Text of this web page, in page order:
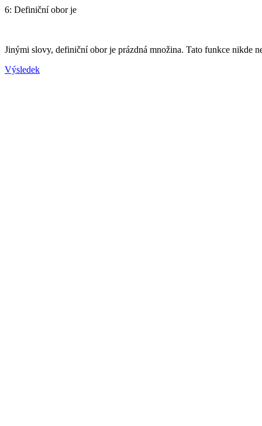
6: Definiční obor je
Jinými slovy, definiční obor je prázdná množina. Tato funkce nikde
Výsledek